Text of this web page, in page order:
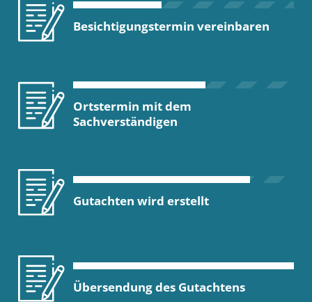
Besichtigungstermin vereinbaren
Ortstermin mit dem
Sachverständigen
Gutachten wird erstellt
Übersendung des Gutachtens